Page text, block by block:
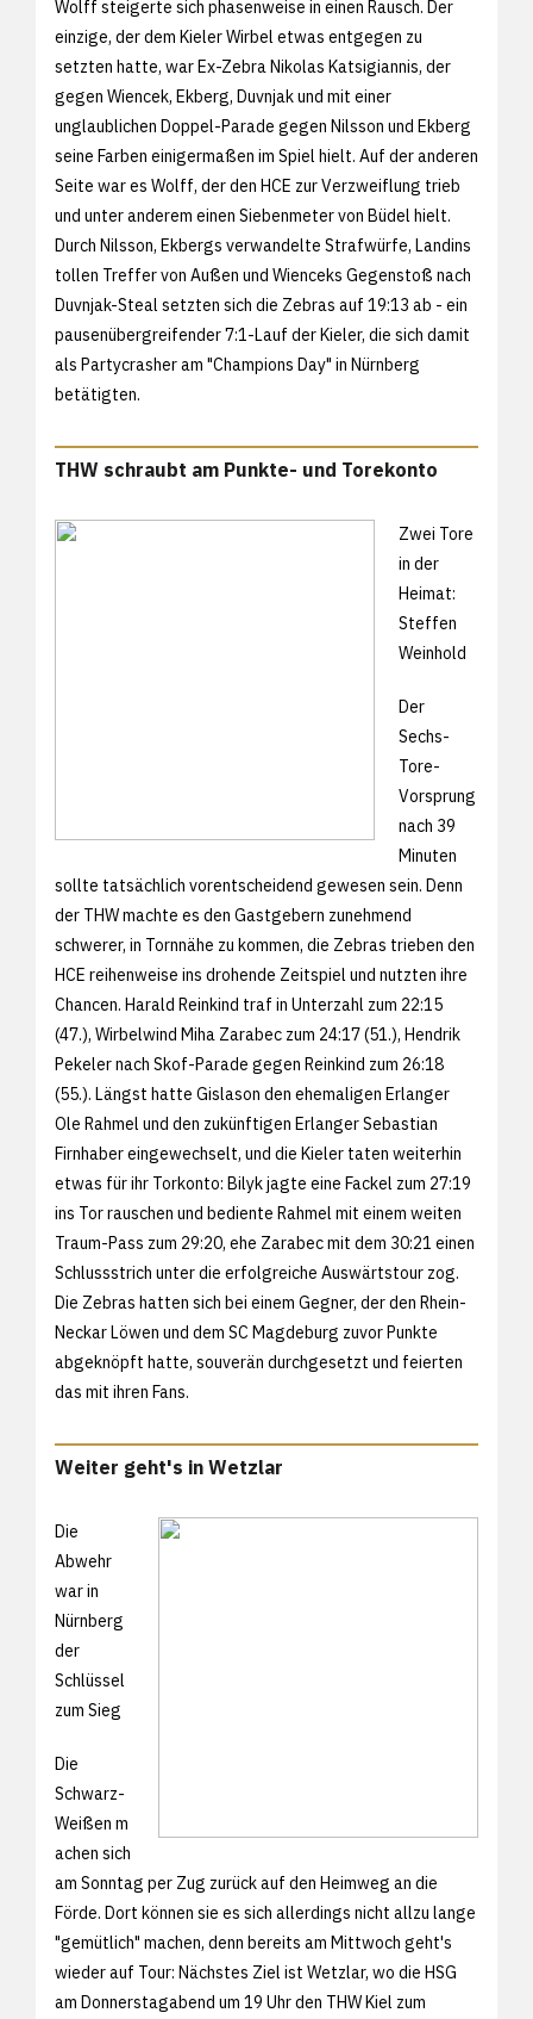
Wolff steigerte sich phasenweise in einen Rausch. Der
einzige, der dem Kieler Wirbel etwas entgegen zu
setzten hatte, war Ex-Zebra Nikolas Katsigiannis, der
gegen Wiencek, Ekberg, Duvnjak und mit einer
unglaublichen Doppel-Parade gegen Nilsson und Ekberg
seine Farben einigermaßen im Spiel hielt. Auf der anderen
Seite war es Wolff, der den HCE zur Verzweiflung trieb
und unter anderem einen Siebenmeter von Büdel hielt.
Durch Nilsson, Ekbergs verwandelte Strafwürfe, Landins
tollen Treffer von Außen und Wienceks Gegenstoß nach
Duvnjak-Steal setzten sich die Zebras auf 19:13 ab - ein
pausenübergreifender 7:1-Lauf der Kieler, die sich damit
als Partycrasher am "Champions Day" in Nürnberg
betätigten.
THW schraubt am Punkte- und Torekonto
Zwei Tore
in der
Heimat:
Steffen
Weinhold
Der
Sechs-
Tore-
Vorsprung
nach 39
Minuten
sollte tatsächlich vorentscheidend gewesen sein. Denn
der THW machte es den Gastgebern zunehmend
schwerer, in Tornnähe zu kommen, die Zebras trieben den
HCE reihenweise ins drohende Zeitspiel und nutzten ihre
Chancen. Harald Reinkind traf in Unterzahl zum 22:15
(47.), Wirbelwind Miha Zarabec zum 24:17 (51.), Hendrik
Pekeler nach Skof-Parade gegen Reinkind zum 26:18
(55.). Längst hatte Gislason den ehemaligen Erlanger
Ole Rahmel und den zukünftigen Erlanger Sebastian
Firnhaber eingewechselt, und die Kieler taten weiterhin
etwas für ihr Torkonto: Bilyk jagte eine Fackel zum 27:19
ins Tor rauschen und bediente Rahmel mit einem weiten
Traum-Pass zum 29:20, ehe Zarabec mit dem 30:21 einen
Schlussstrich unter die erfolgreiche Auswärtstour zog.
Die Zebras hatten sich bei einem Gegner, der den Rhein-
Neckar Löwen und dem SC Magdeburg zuvor Punkte
abgeknöpft hatte, souverän durchgesetzt und feierten
das mit ihren Fans.
Weiter geht's in Wetzlar
Die
Abwehr
war in
Nürnberg
der
Schlüssel
zum Sieg
Die
Schwarz-
Weißen m
achen sich
am Sonntag per Zug zurück auf den Heimweg an die
Förde. Dort können sie es sich allerdings nicht allzu lange
"gemütlich" machen, denn bereits am Mittwoch geht's
wieder auf Tour: Nächstes Ziel ist Wetzlar, wo die HSG
am Donnerstagabend um 19 Uhr den THW Kiel zum